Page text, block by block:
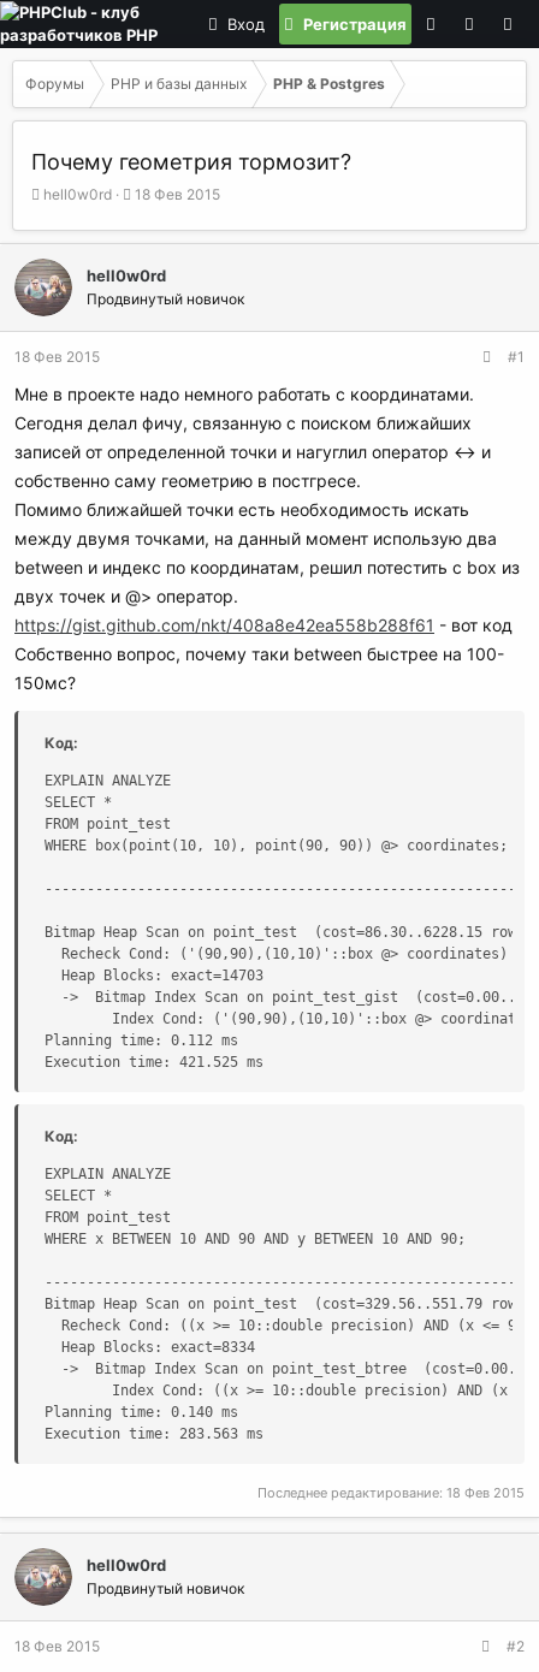
Вход Регистрация
Форумы PHP и базы данных PHP & Postgres
Почему геометрия тормозит?
А
т
о
р
т
ы
hell0w0rd
Д
т
н
а
а
18 Фев 2015
hell0w0rd
Продвинутый новичок
18 Фев 2015 #1
Мне в проекте надо немного работать с координатами.
Сегодня делал фичу, связанную с поиском ближайших
записей от определенной точки и нагуглил оператор <-> и
собственно саму геометрию в постгресе.
Помимо ближайшей точки есть необходимость искать
между двумя точками, на данный момент использую два
between и индекс по координатам, решил потестить с box из
двух точек и @> оператор.
https://gist.github.com/nkt/408a8e42ea558b288f61 - вот код
Собственно вопрос, почему таки between быстрее на 100-
150мс?
Код:
EXPLAIN ANALYZE
SELECT *
FROM point_test
WHERE box(point(10, 10), point(90, 90)) @> coordinates;
Bitmap Heap Scan on point_test  (cost=86.30..6228.15
  Recheck Cond: ('(90,90),(10,10)'::box @> coordinates)
  Heap Blocks: exact=14703
->  Bitmap Index Scan on point_test_gist
Index Cond: ('(90,90),(10,10)'::box @>
Planning time: 0.112 ms
Execution time: 421.525 ms
Код:
EXPLAIN ANALYZE
SELECT *
FROM point_test
WHERE x BETWEEN 10 AND 90 AND y BETWEEN 10 AND 90;
Bitmap Heap Scan on point_test  (cost=329.56..551.79
Recheck Cond: ((x >= 10::double precision) AND (x <=
  Heap Blocks: exact=8334
->  Bitmap Index Scan on point_test_btree
Index Cond: ((x >= 10::double precision) AND (x
Planning time: 0.140 ms
Execution time: 283.563 ms
Последнее редактирование: 18 Фев 2015
hell0w0rd
Продвинутый новичок
18 Фев 2015 #2